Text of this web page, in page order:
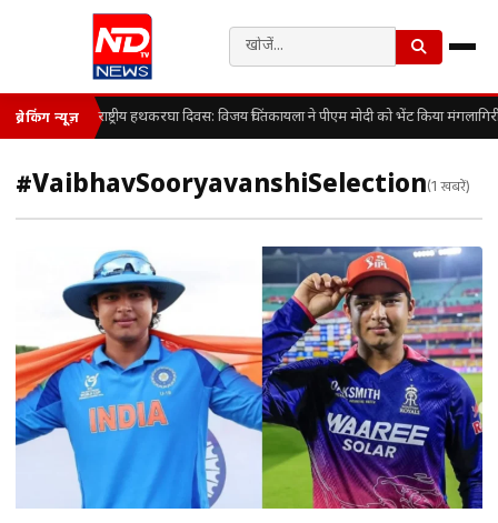
ब्रेकिंग न्यूज़ राष्ट्रीय हथकरघा दिवस: विजय चिंतकायला ने पीएम मोदी को भेंट किया
#VaibhavSooryavanshiSelection(1 खबरें)